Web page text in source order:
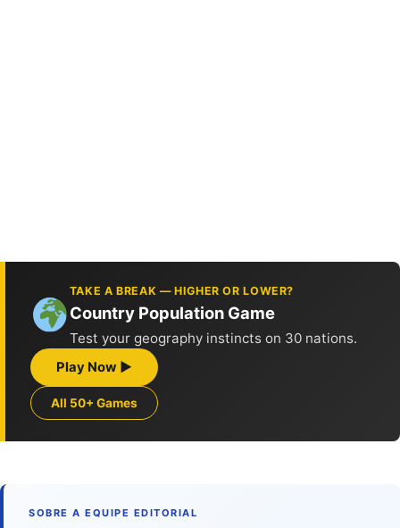
TAKE A BREAK — HIGHER OR LOWER?
Country Population Game
Test your geography instincts on 30 nations.
Play Now ▶
All 50+ Games
SOBRE A EQUIPE EDITORIAL